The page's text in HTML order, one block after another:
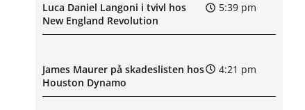
Luca Daniel Langoni i tvivl hos
New England Revolution
5:39 pm
James Maurer på skadeslisten hos
Houston Dynamo
4:21 pm